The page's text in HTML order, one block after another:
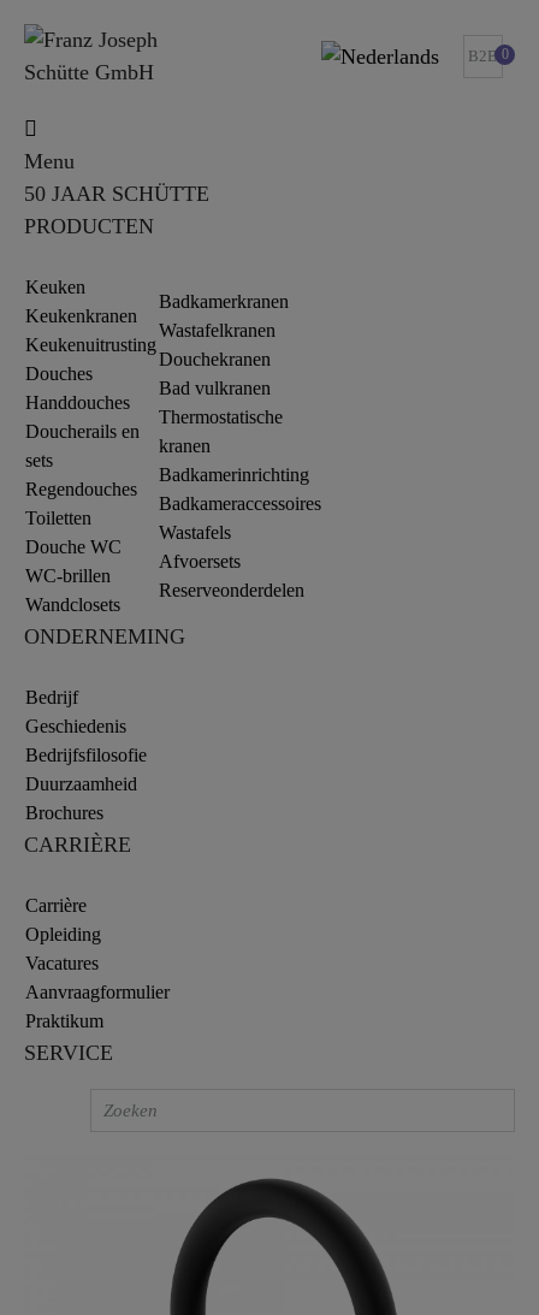
B2B 0
Menu
50 JAAR SCHÜTTE
PRODUCTEN
Keuken
Keukenkranen
Keukenuitrusting
Douches
Handdouches
Doucherails en
sets
Regendouches
Toiletten
Douche WC
WC-brillen
Wandclosets
Badkamerkranen
Wastafelkranen
Douchekranen
Bad vulkranen
Thermostatische
kranen
Badkamerinrichting
Badkameraccessoires
Wastafels
Afvoersets
Reserveonderdelen
ONDERNEMING
Bedrijf
Geschiedenis
Bedrijfsfilosofie
Duurzaamheid
Brochures
CARRIÈRE
Carrière
Opleiding
Vacatures
Aanvraagformulier
Praktikum
SERVICE